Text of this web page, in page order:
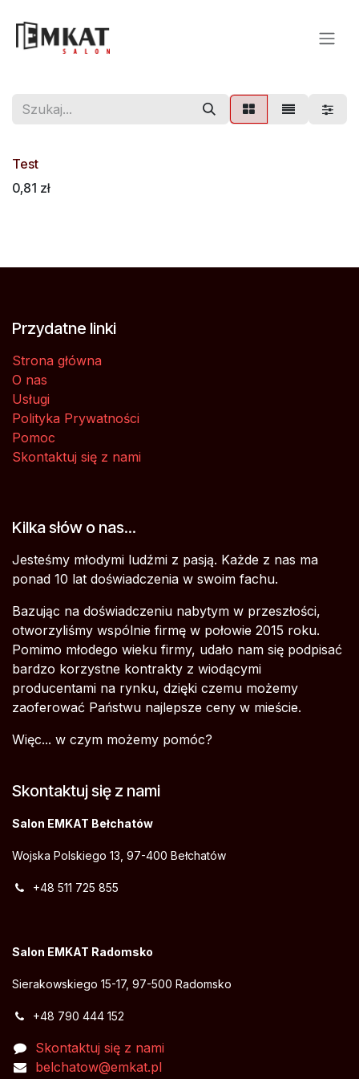
Test
0,81 zł
Przydatne linki
Strona główna
O nas
Usługi
Polityka Prywatności
Pomoc
Skontaktuj się z nami
Kilka słów o nas...
Jesteśmy młodymi ludźmi z pasją. Każde z nas ma
ponad 10 lat doświadczenia w swoim fachu.
Bazując na doświadczeniu nabytym w przeszłości,
otworzyliśmy wspólnie firmę w połowie 2015 roku.
Pomimo młodego wieku firmy, udało nam się podpisać
bardzo korzystne kontrakty z wiodącymi
producentami na rynku, dzięki czemu możemy
zaoferować Państwu najlepsze ceny w mieście.
Więc... w czym możemy pomóc?
Skontaktuj się z nami
Salon EMKAT Bełchatów
Wojska Polskiego 13, 97-400 Bełchatów
+48 511 725 855
Salon EMKAT Radomsko
Sierakowskiego 15-17, 97-500 Radomsko
+48 790 444 152
Skontaktuj się z nami
belchatow@emkat.pl